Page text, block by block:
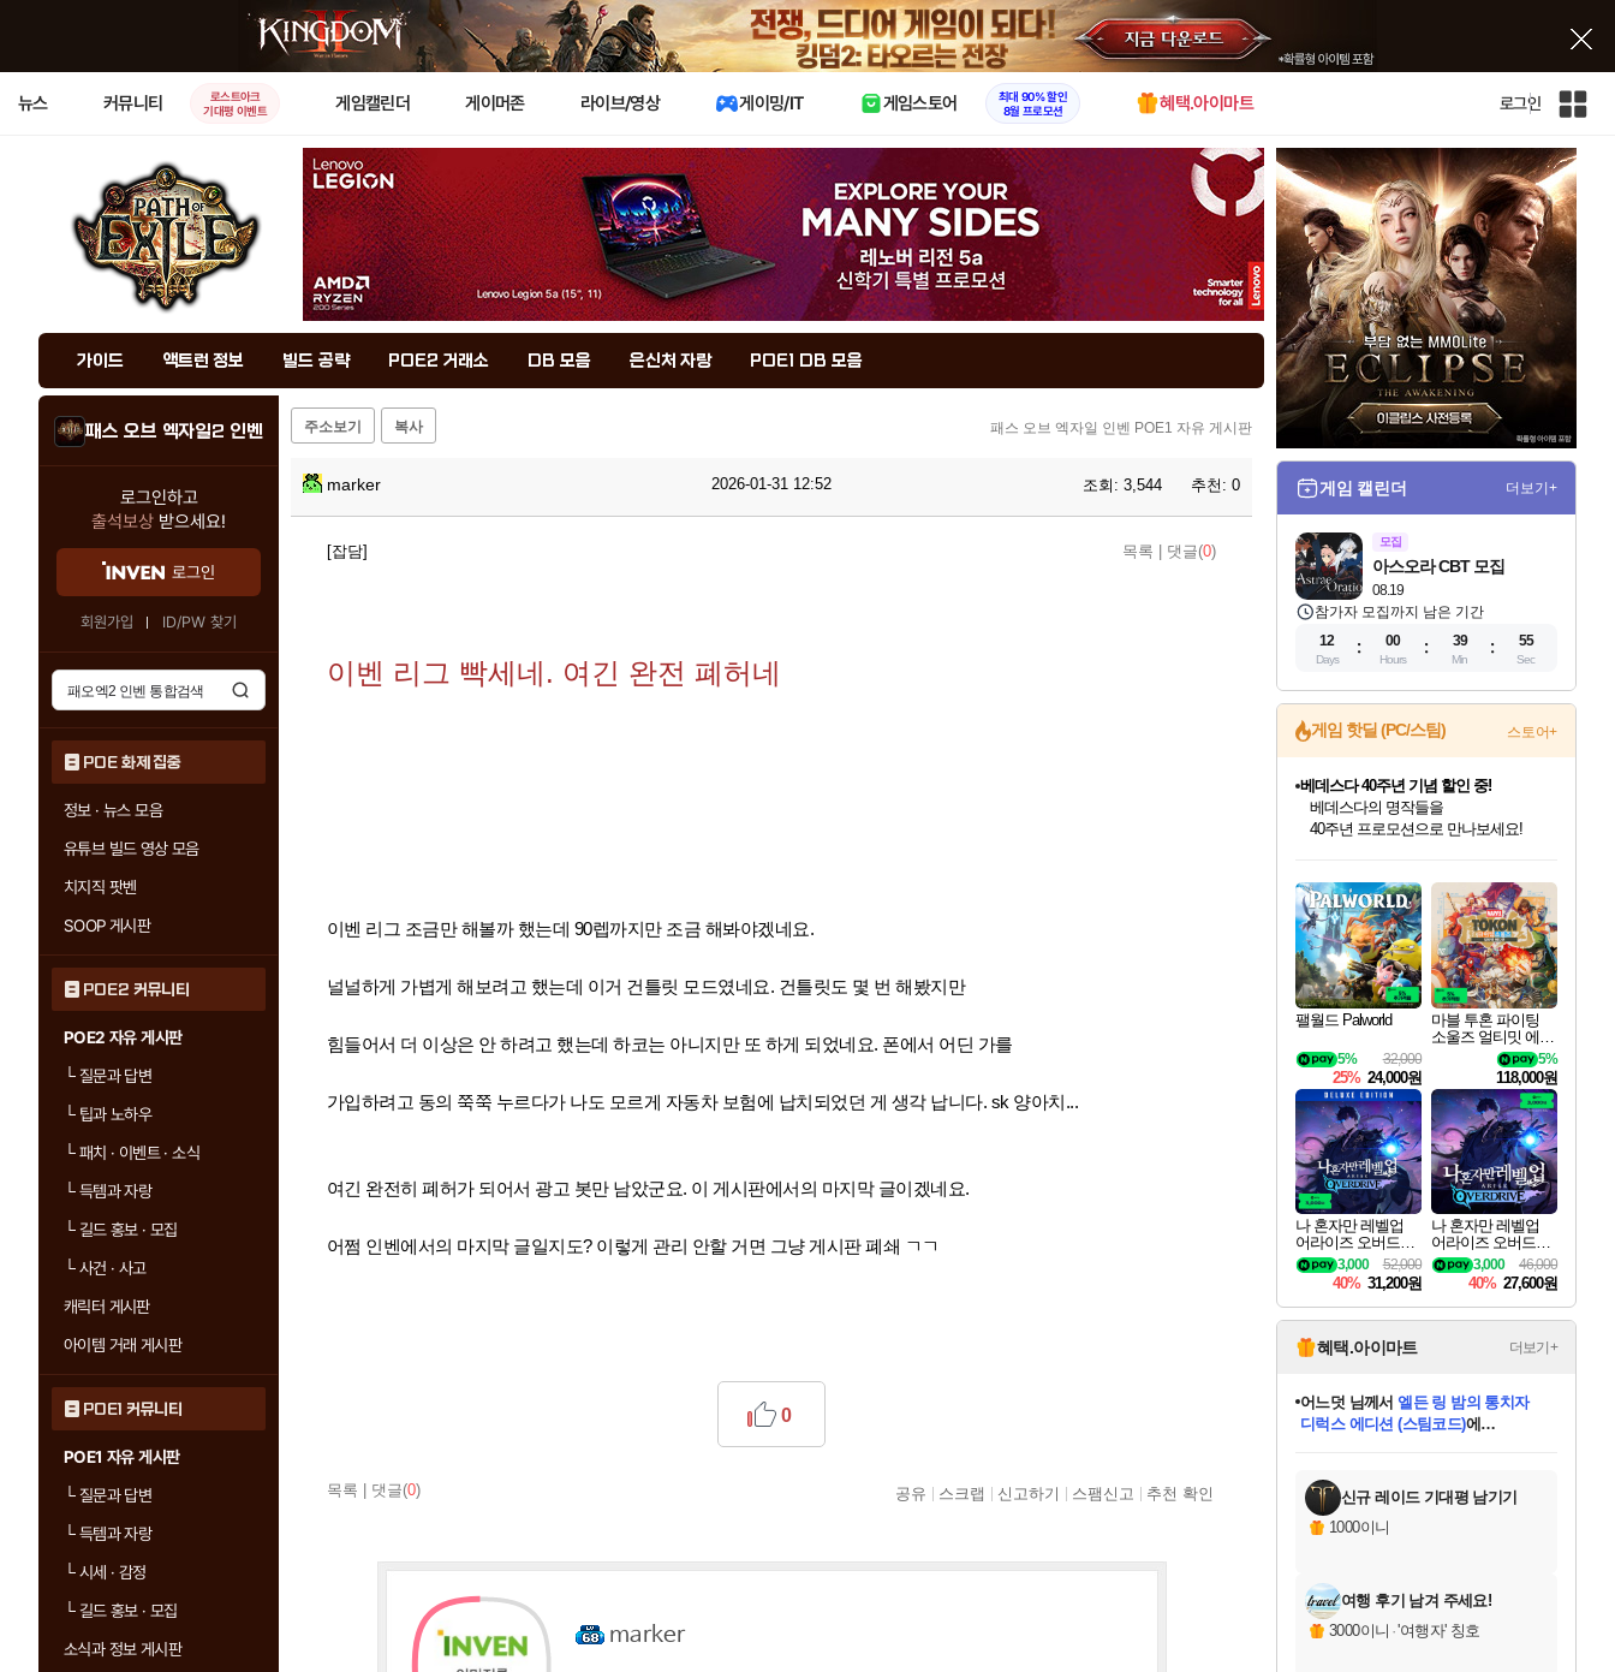
X
뉴스 커뮤니티
로스트아크
기대평 이벤트
게임캘린더 게이머존 라이브/영상 게이밍/IT 게임스토어
최대 90% 할인
8월 프로모션
혜택.아이마트 로그인
인
전
체
사
이
트
맵
가이드 액트런 정보 빌드 공략 POE2 거래소 DB 모음 은신처 자랑 POE1 DB 모음
패스 오브 엑자일2 인벤
로그인하고
출석보상 받으세요!
로그인
회원가입 ID/PW 찾기
POE 화제 집중
정보 · 뉴스 모음
유튜브 빌드 영상 모음
치지직 팟벤
SOOP 게시판
POE2 커뮤니티
POE2 자유 게시판
└질문과 답변
└팁과 노하우
└패치 · 이벤트 · 소식
└득템과 자랑
└길드 홍보 · 모집
└사건 · 사고
캐릭터 게시판
아이템 거래 게시판
POE1 커뮤니티
POE1 자유 게시판
└질문과 답변
└득템과 자랑
└시세 · 감정
└길드 홍보 · 모집
소식과 정보 게시판
주소보기 복사 패스 오브 엑자일 인벤 POE1 자유 게시판
marker 2026-01-31 12:52 조회: 3,544 추천: 0
[잡담] 목록 댓글(0)
이벤 리그 빡세네. 여긴 완전 폐허네
이벤 리그 조금만 해볼까 했는데 90렙까지만 조금 해봐야겠네요.
널널하게 가볍게 해보려고 했는데 이거 건틀릿 모드였네요. 건틀릿도 몇 번 해봤지만
힘들어서 더 이상은 안 하려고 했는데 하코는 아니지만 또 하게 되었네요. 폰에서 어딘 가를
가입하려고 동의 쭉쭉 누르다가 나도 모르게 자동차 보험에 납치되었던 게 생각 납니다. sk 양아치...
여긴 완전히 폐허가 되어서 광고 봇만 남았군요. 이 게시판에서의 마지막 글이겠네요.
어쩜 인벤에서의 마지막 글일지도? 이렇게 관리 안할 거면 그냥 게시판 폐쇄 ㄱㄱ
목록 댓글(0)
0
공유 스크랩 신고하기 스팸신고 추천 확인
marker
게임 캘린더 더보기+
모집
08.19
아스오라 CBT 모집
참가자 모집까지 남은 기간
12
Days
00
Hours
39
Min
54
Sec
게임 핫딜 (PC/스팀) 스토어+
최대 90% 할인가를 만나보세요!
네이버혜택과 함께 만나보세요!
50%할인&추가 적립까지!
이니&베니 혜택까지!
네이버 혜택가와 함께 예약하세요!
할인&네이버혜택으로 만나보세요!
네이버페이 혜택과 만나보세요!
40주년 프로모션으로 만나보세요!
마블 투혼 파이팅 소울즈 예약 판매 중!
마블 히어로 총 출동&화려한 격투!
네이버 포인트 혜택까지!
할인가에 만나보세요!
일부 에디션 상시 할인!
혜택으로 예약 판매 중
편안하게 충전하세요
팰월드 Palworld
32,000
5%
25% 24,000원
마블 투혼 파이팅
소울즈 얼티밋 에디
션 예약구매 MARV
EL Tokon Fighting S
ouls Ultimate Edition
Pre-Purchase
5%
118,000원
나 혼자만 레벨업
어라이즈 오버드라
이브 디럭스 에디션
Solo Leveling Arise
Overdrive Deluxe Edi
tion
52,000
3,000
40% 31,200원
나 혼자만 레벨업
어라이즈 오버드라
이브 Solo Leveling A
rise
46,000
3,000
40% 27,600원
혜택.아이마트 더보기+
당첨되셨습니다.
당첨되셨습니다.
어느덧 님께서엘든 링 밤의 통치자
디럭스 에디션 (스팀코드)에
당첨되셨습니다.
에디션 (스팀코드)를 교환.
당첨되셨습니다.
당첨되셨습니다.
당첨되셨습니다.
당첨되셨습니다.
신규 레이드 기대평 남기기
1000이니
여행 후기 남겨 주세요!
3000이니 ·'여행자' 칭호